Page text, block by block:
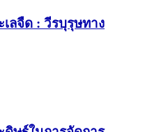
ลจืด : วีรบุรุษทาง